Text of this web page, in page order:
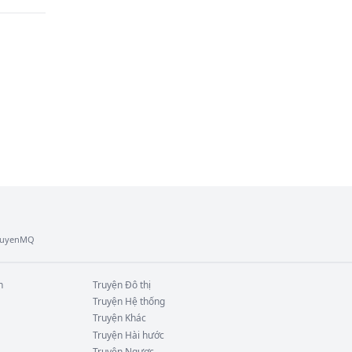
đại
TruyệnĐô thị
Truyện Hệ thống
Truyện Khác
Truyện Hài hước